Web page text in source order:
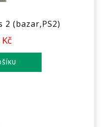
2 (bazar,PS2)